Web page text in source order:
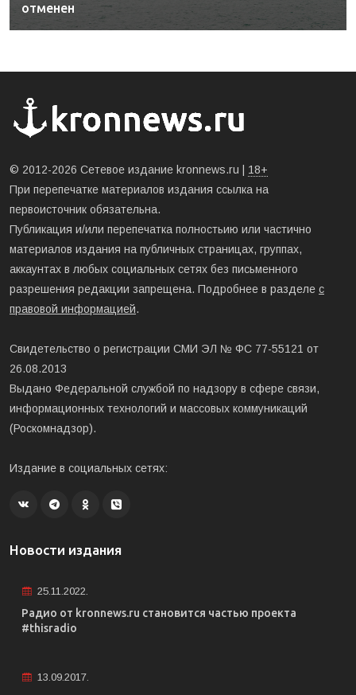
отменен
© 2012-2026 Сетевое издание kronnews.ru | 18+
При перепечатке материалов издания ссылка на
первоисточник обязательна.
Публикация и/или перепечатка полностьию или частично
материалов издания на публичных страницах, группах,
аккаунтах в любых социальных сетях без письменного
разрешения редакции запрещена. Подробнее в разделе с
правовой информацией.
Свидетельство о регистрации СМИ ЭЛ № ФС 77-55121 от
26.08.2013
Выдано Федеральной службой по надзору в сфере связи,
информационных технологий и массовых коммуникаций
(Роскомнадзор).
Издание в социальных сетях:
Новости издания
25.11.2022.
Радио от kronnews.ru становится частью проекта
#thisradio
13.09.2017.